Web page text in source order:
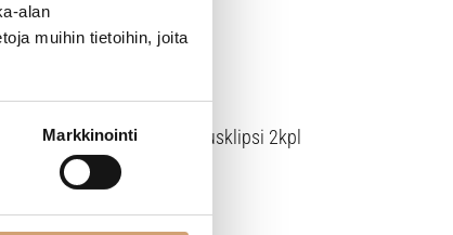
alan
muihin tietoihin, joita
MarkkinointiGlobal teroitusklipsi 2kpl
14,90€